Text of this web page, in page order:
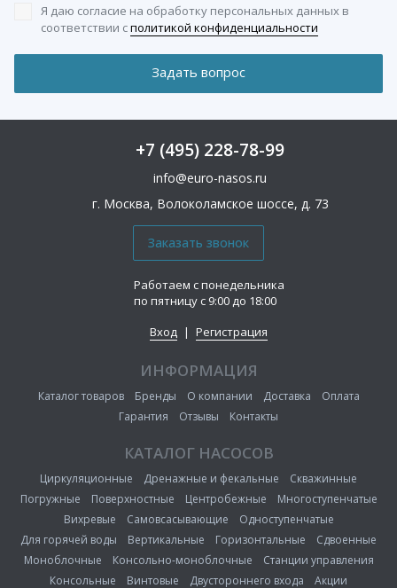
Я даю согласие на обработку персональных данных в
соответствии сполитикой конфиденциальности
+7 (495) 228-78-99
info@euro-nasos.ru
г. Москва, Волоколамское шоссе, д. 73
Работаем с понедельника
по пятницу с 9:00 до 18:00
Вход | Регистрация
ИНФОРМАЦИЯ
Каталог товаров Бренды О компании Доставка
Оплата
Гарантия
Отзывы Контакты
КАТАЛОГ НАСОСОВ
Циркуляционные Дренажные и фекальные
Скважинные
Погружные
Поверхностные Центробежные
Многоступенчатые
Вихревые
Самовсасывающие
Одноступенчатые
Для горячей воды
Вертикальные Горизонтальные
Сдвоенные
Моноблочные
Консольно-моноблочные
Станции управления
Консольные
Винтовые Двустороннего входа Акции